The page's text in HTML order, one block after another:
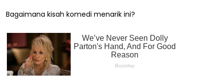
Bagaimana kisah komedi menarik ini?